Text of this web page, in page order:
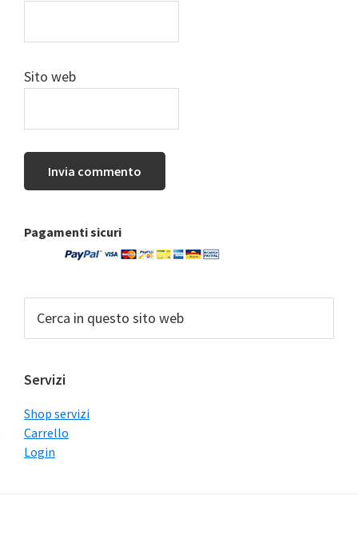
Sito web
Barra
laterale
Pagamenti sicuri
web
Servizi
Shop servizi
Carrello
Login